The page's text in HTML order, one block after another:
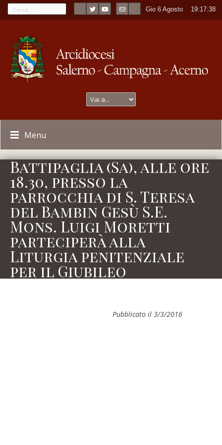
Gio 6 Agosto 19:17:38
Menu
Battipaglia (Sa), alle ore
18.30, presso la
parrocchia di S. Teresa
del Bambin Gesù S.E.
Mons. Luigi Moretti
parteciperà alla
Liturgia penitenziale
per il Giubileo
Pubblicato il 3/3/2016